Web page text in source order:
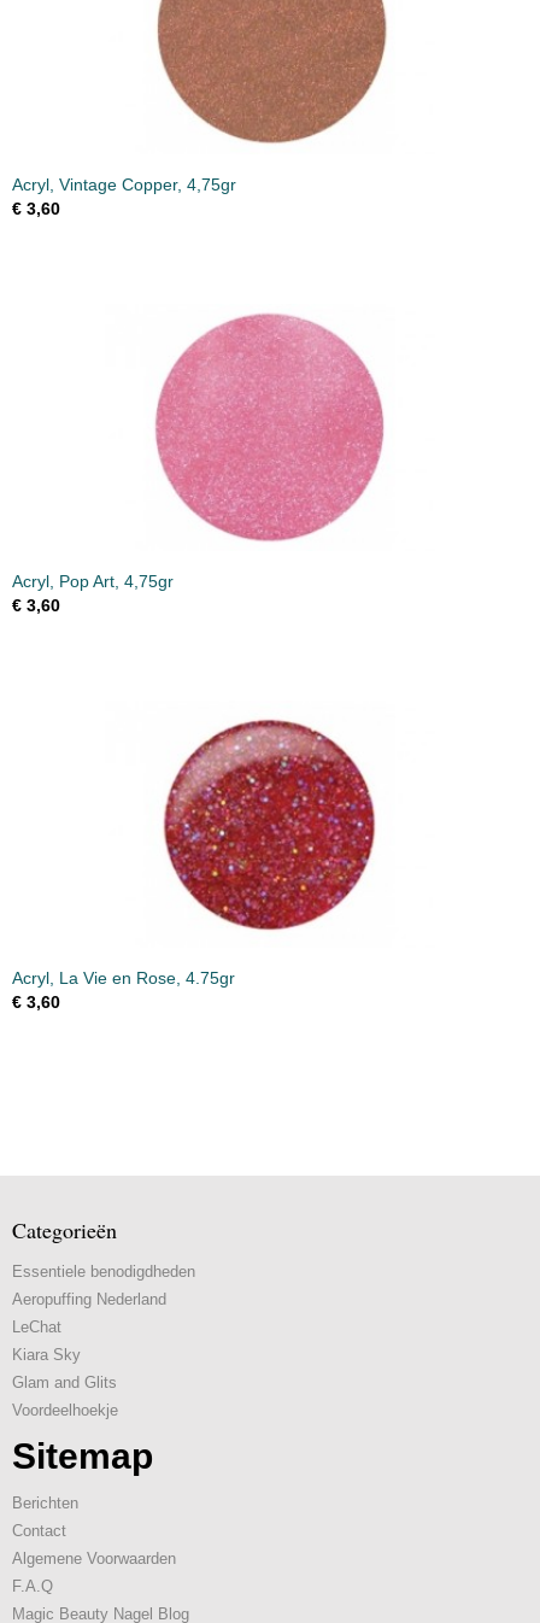
Acryl, Vintage Copper, 4,75gr
€ 3,60
Acryl, Pop Art, 4,75gr
€ 3,60
Acryl, La Vie en Rose, 4.75gr
€ 3,60
Categorieën
Essentiele benodigdheden
Aeropuffing Nederland
LeChat
Kiara Sky
Glam and Glits
Voordeelhoekje
Sitemap
Berichten
Contact
Algemene Voorwaarden
F.A.Q
Magic Beauty Nagel Blog